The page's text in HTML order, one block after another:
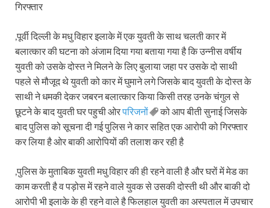
गिरफ्तार
,पूर्वी दिल्ली के मधु विहार इलाके में एक युवती के साथ चलती कार में
बलात्कार की घटना को अंजाम दिया गया बताया गया है कि उन्नीस वर्षीय
युवती को उसके दोस्त ने मिलने के लिए बुलाया जहा पर उसके दो साथी
पहले से मौजूद थे युवती को कार में घुमाने लगे जिसके बाद युवती के दोस्त के
साथी ने धमकी देकर जबरन बलात्कार किया किसी तरह उनके चंगुल से
छूटने के बाद युवती घर पहुची ओरपरिजनों
को आप बीती सुनाई जिसके
बाद पुलिस को सूचना दी गई पुलिस ने कार सहित एक आरोपी को गिरफ्तार
कर लिया है ओर बाकी आरोपियों की तलाश कर रही है
,पुलिस के मुताबिक युवती मधु विहार की ही रहने वाली है और घरों में मेड का
काम करती है व पड़ोस में रहने वाले युवक से उसकी दोस्ती थी और बाकी दो
आरोपी भी इलाके के ही रहने वाले है फिलहाल युवती का अस्पताल में उपचार